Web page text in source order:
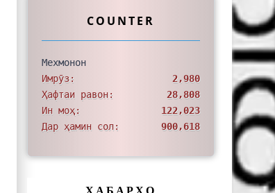
COUNTER
Мехмонон
Имрӯз:
2,980
Ҳафтаи равон:
28,808
Ин моҳ:
122,023
Дар ҳамин сол:
900,618